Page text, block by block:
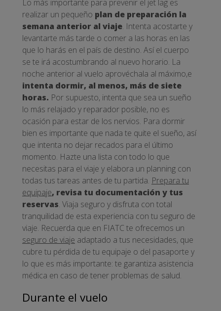
Lo más importante para prevenir el jet lag es
realizar un pequeño plan de preparación la
semana anterior al viaje. Intenta acostarte y
levantarte más tarde o comer a las horas en las
que lo harás en el país de destino. Así el cuerpo
se te irá acostumbrando al nuevo horario. La
noche anterior al vuelo aprovéchala al máximo,e
intenta dormir, al menos, más de siete
horas. Por supuesto, intenta que sea un sueño
lo más relajado y reparador posible, no es
ocasión para estar de los nervios. Para dormir
bien es importante que nada te quite el sueño, así
que intenta no dejar recados para el último
momento. Hazte una lista con todo lo que
necesitas para el viaje y elabora un planning con
todas tus tareas antes de tu partida. Prepara tu
equipaje, revisa tu documentación y tus
reservas. Viaja seguro y disfruta con total
tranquilidad de esta experiencia con tu seguro de
viaje. Recuerda que en FIATC te ofrecemos un
seguro de viaje adaptado a tus necesidades, que
cubre tu pérdida de tu equipaje o del pasaporte y
lo que es más importante: te garantiza asistencia
médica en caso de tener problemas de salud.
Durante el vuelo